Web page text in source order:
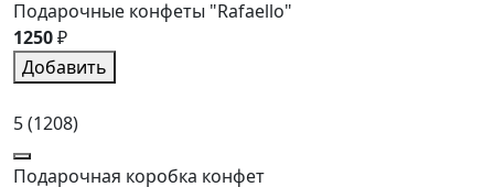
Подарочные конфеты "Rafaello"
1250₽
Добавить
5(1208)
Подарочная коробка конфет